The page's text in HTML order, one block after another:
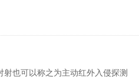
也可以称之为主动红外入侵探测